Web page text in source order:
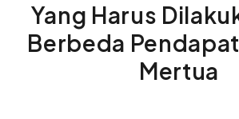
Yang Harus
Berbeda
Mertua